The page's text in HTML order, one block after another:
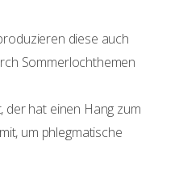
diese auch
Sommerlochthemen
der hat einen Hang zum
um phlegmatische